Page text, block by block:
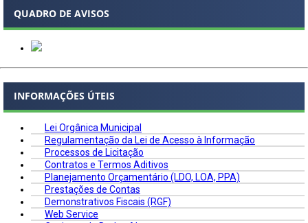
QUADRO DE AVISOS
INFORMAÇÕES ÚTEIS
Lei Orgânica Municipal
Regulamentação da Lei de Acesso à Informação
Processos de Licitação
Contratos e Termos Aditivos
Planejamento Orçamentário (LDO, LOA, PPA)
Prestações de Contas
Demonstrativos Fiscais (RGF)
Web Service